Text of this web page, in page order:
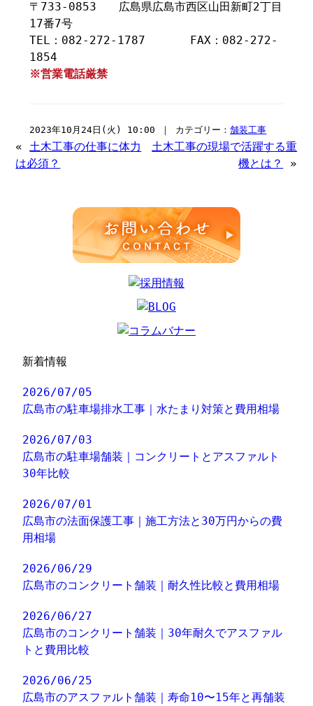
〒733-0853 広島県広島市西区山田新町2丁目
17番7号
TEL：082-272-1787 FAX：082-272-
1854
※営業電話厳禁
2023年10月24日(火) 10:00 ｜ カテゴリー：舗装工事
«土木工事の仕事に体力
は必須？
土木工事の現場で活躍する重
機とは？
»
新着情報
2026/07/05
広島市の駐車場排水工事｜水たまり対策と費用相場
2026/07/03
広島市の駐車場舗装｜コンクリートとアスファルト
30年比較
2026/07/01
広島市の法面保護工事｜施工方法と30万円からの費
用相場
2026/06/29
広島市のコンクリート舗装｜耐久性比較と費用相場
2026/06/27
広島市のコンクリート舗装｜30年耐久でアスファル
トと費用比較
2026/06/25
広島市のアスファルト舗装｜寿命10〜15年と再舗装